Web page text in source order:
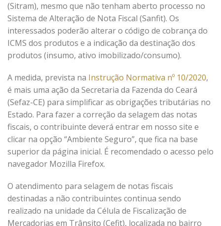
(Sitram), mesmo que não tenham aberto processo no
Sistema de Alteração de Nota Fiscal (Sanfit). Os
interessados poderão alterar o código de cobrança do
ICMS dos produtos e a indicação da destinação dos
produtos (insumo, ativo imobilizado/consumo).
A medida, prevista na Instrução Normativa nº 10/2020,
é mais uma ação da Secretaria da Fazenda do Ceará
(Sefaz-CE) para simplificar as obrigações tributárias no
Estado. Para fazer a correção da selagem das notas
fiscais, o contribuinte deverá entrar em nosso site e
clicar na opção “Ambiente Seguro”, que fica na base
superior da página inicial. É recomendado o acesso pelo
navegador Mozilla Firefox.
O atendimento para selagem de notas fiscais
destinadas a não contribuintes continua sendo
realizado na unidade da Célula de Fiscalização de
Mercadorias em Trânsito (Cefit), localizada no bairro